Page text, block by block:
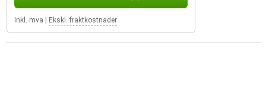
Inkl. mva Ekskl. fraktkostnader